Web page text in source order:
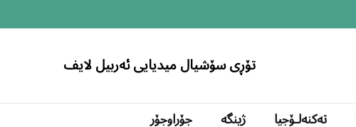
تۆڕی سۆشیال میدیایی ئەربیل لایف
تەکنەلۆجیا ژینگە جۆراوجۆر